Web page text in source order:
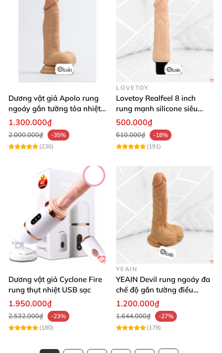
Dương vật giả Apolo rung
ngoáy gắn tường tỏa nhiệt
đa chế độ
1.300.000₫
2.000.000₫
-35%
(236)
LOVETOY
Lovetoy Realfeel 8 inch
rung mạnh silicone siêu
mềm
500.000₫
610.000₫
-18%
(191)
Dương vật giả Cyclone Fire
rung thụt nhiệt USB sạc
1.950.000₫
2.532.000₫
-23%
(180)
YEAIN
YEAIN Devil rung ngoáy đa
chế độ gắn tường điều
khiển từ xa tiện lợi
1.200.000₫
1.644.000₫
-27%
(178)